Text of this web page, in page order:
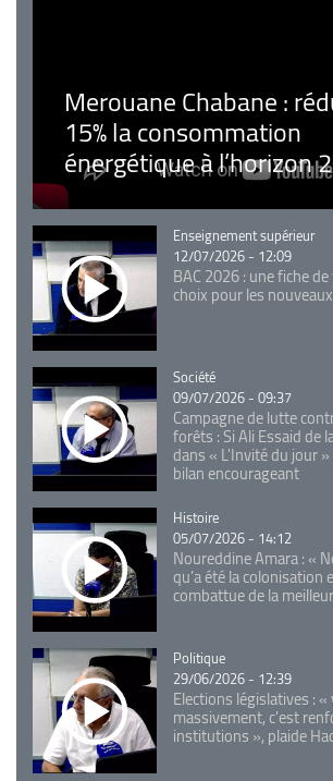
Merouane Chabane :
15% la consommation
énergétique à l’horizon
Catégorie
Enseignement supérieur
12/07/2026 - 12:09
BAC 2026 : une fiche
choix pour les
Catégorie
Société
09/07/2026 - 09:37
Campagne de lutte
forêts : Si Ali Essaid de
dans « L'Invité du jour
bilan encourageant
Catégorie
Histoire
05/07/2026 - 14:12
Noureddine Amara : «
qu’a été la colonisation
combattue de la
Catégorie
Politique
29/06/2026 - 12:39
Elections législatives :
massivement, c'est
institutions », plaide